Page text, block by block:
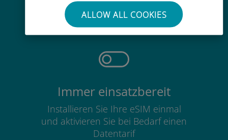
ALLOW ALL COOKIES
Sie müssen Ihre bestehende SIM-
Karte nicht entfernen
Immer einsatzbereit
Installieren Sie Ihre eSIM einmal
und aktivieren Sie bei Bedarf einen
Datentarif